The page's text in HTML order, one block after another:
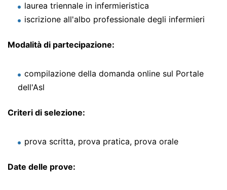
laurea triennale in infermieristica
iscrizione all'albo professionale degli infermieri
Modalità di partecipazione:
compilazione della domanda online sul Portale
dell'Asl
Criteri di selezione:
prova scritta, prova pratica, prova orale
Date delle prove: